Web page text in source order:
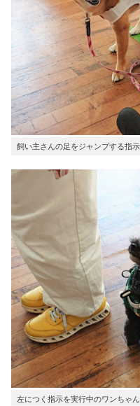
飼い主さんの足をジャンプする指
左につく指示を実行中のワンちゃん